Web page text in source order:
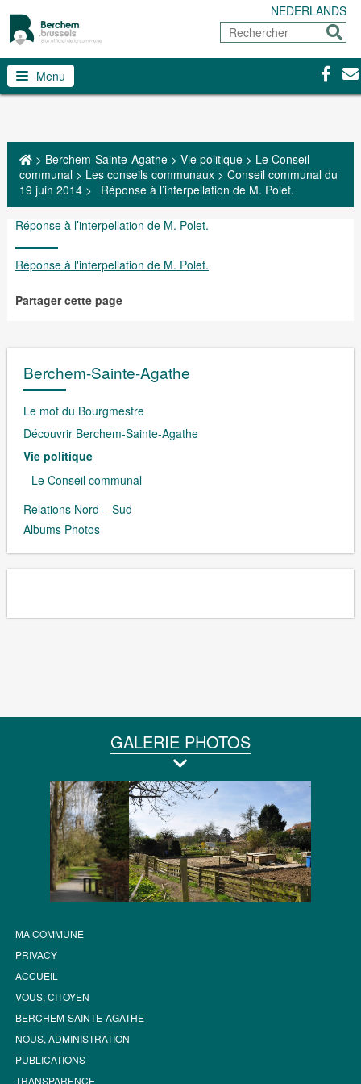
NEDERLANDS
Rechercher
Menu
> Berchem-Sainte-Agathe> Vie politique> Le Conseil
communal> Les conseils communaux> Conseil communal du
19 juin 2014> Réponse à l’interpellation de M. Polet.
Réponse à l’interpellation de M. Polet.
Réponse à l'interpellation de M. Polet.
Partager cette page
Berchem-Sainte-Agathe
Le mot du Bourgmestre
Découvrir Berchem-Sainte-Agathe
Vie politique
Le Conseil communal
Relations Nord – Sud
Albums Photos
GALERIE PHOTOS
MA COMMUNE
PRIVACY
ACCUEIL
VOUS, CITOYEN
BERCHEM-SAINTE-AGATHE
NOUS, ADMINISTRATION
PUBLICATIONS
TRANSPARENCE